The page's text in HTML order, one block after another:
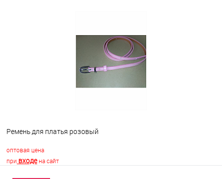
Недоступно
Ремень для платья розовый
оптовая цена
при входена сайт